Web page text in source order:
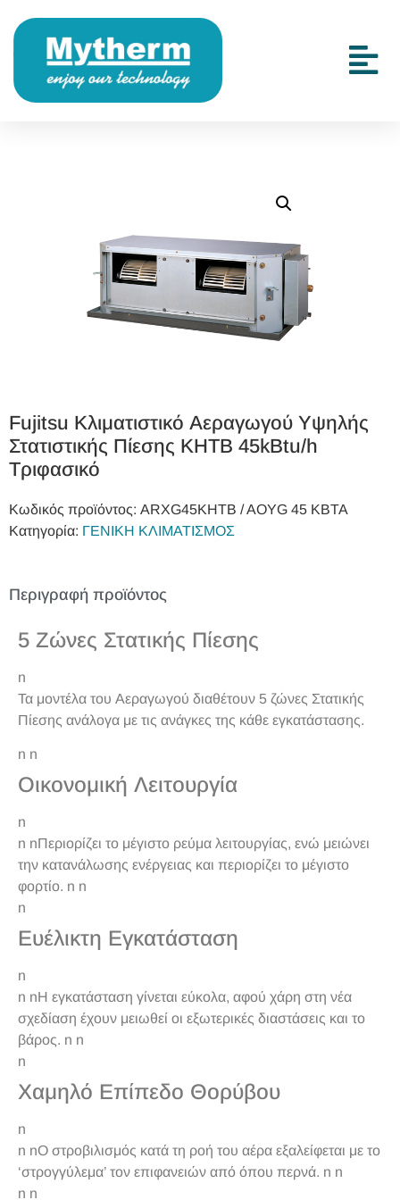
Fujitsu Κλιματιστικό Αεραγωγού Υψηλής
Στατιστικής Πίεσης KHTB 45kBtu/h
Τριφασικό
Κωδικός προϊόντος: ARXG45KHTB / AOYG 45 KBTA
Κατηγορία: ΓΕΝΙΚΗ ΚΛΙΜΑΤΙΣΜΟΣ
Περιγραφή προϊόντος
5 Ζώνες Στατικής Πίεσης
n
Τα μοντέλα του Αεραγωγού διαθέτουν 5 ζώνες Στατικής
Πίεσης ανάλογα με τις ανάγκες της κάθε εγκατάστασης.
n n
Οικονομική Λειτουργία
n
n nΠεριορίζει το μέγιστο ρεύμα λειτουργίας, ενώ μειώνει
την κατανάλωσης ενέργειας και περιορίζει το μέγιστο
φορτίο. n n
n
Ευέλικτη Εγκατάσταση
n
n nΗ εγκατάσταση γίνεται εύκολα, αφού χάρη στη νέα
σχεδίαση έχουν μειωθεί οι εξωτερικές διαστάσεις και το
βάρος. n n
n
Χαμηλό Επίπεδο Θορύβου
n
n nΟ στροβιλισμός κατά τη ροή του αέρα εξαλείφεται με το
‘στρογγύλεμα’ τον επιφανειών από όπου περνά. n n
n n